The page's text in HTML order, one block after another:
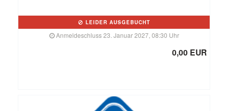
LEIDER AUSGEBUCHT
Anmeldeschluss 23. Januar 2027, 08:30 Uhr
0,00 EUR